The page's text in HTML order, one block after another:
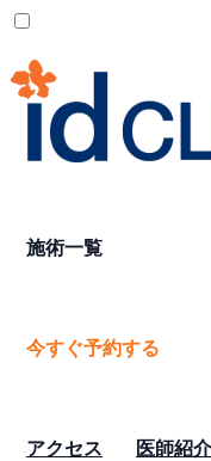
施術一覧
今すぐ予約する
アクセス 医師紹介